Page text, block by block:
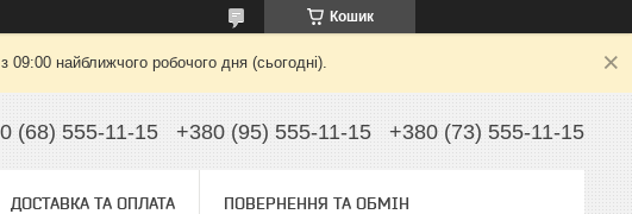
Кошик
09:00 найближчого робочого дня (сьогодні).
(68) 555-11-15 +380 (95) 555-11-15 +380 (73) 555-11-15
ДОСТАВКА ТА ОПЛАТА ПОВЕРНЕННЯ ТА ОБМІН